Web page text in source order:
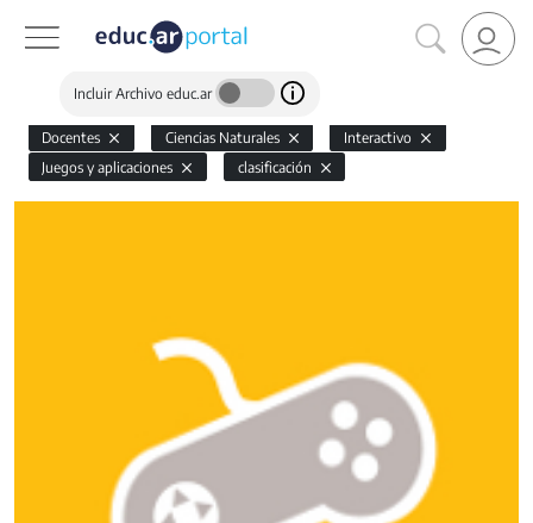
Incluir Archivo educ.ar
Docentes Ciencias Naturales
Interactivo
Juegos y aplicaciones
clasificación